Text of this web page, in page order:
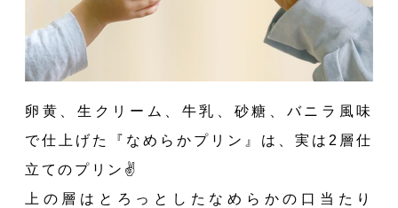
卵黄、生クリーム、牛乳、砂糖、バニラ風味
で仕上げた『なめらかプリン』は、実は2層仕
立てのプリン✌️
上の層はとろっとしたなめらかの口当たり